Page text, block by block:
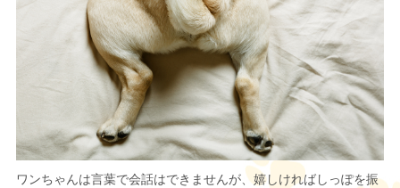
ワンちゃんは言葉で会話はできませんが、嬉しければしっぽを振